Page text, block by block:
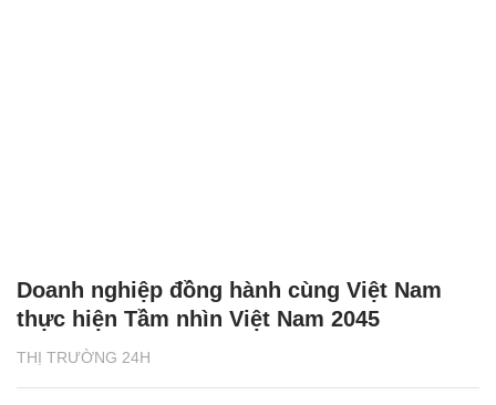
THỊ TRƯỜNG 24H
Doanh nghiệp đồng hành cùng Việt Nam
thực hiện Tầm nhìn Việt Nam 2045